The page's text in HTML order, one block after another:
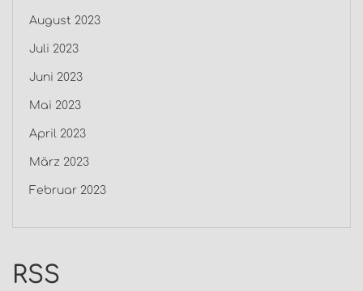
August 2023
Juli 2023
Juni 2023
Mai 2023
April 2023
März 2023
Februar 2023
RSS